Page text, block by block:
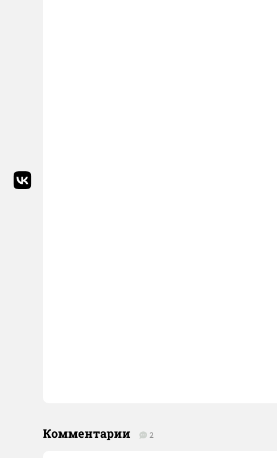
Комментарии 2